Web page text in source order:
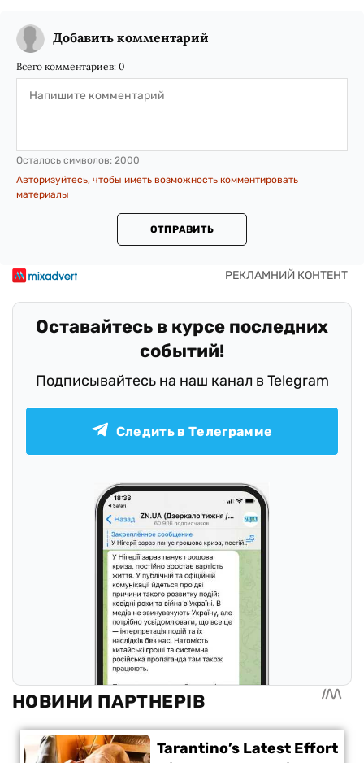
Добавить комментарий
Всего комментариев: 0
Осталось символов: 2000
Авторизуйтесь, чтобы иметь возможность комментировать
материалы
ОТПРАВИТЬ
Оставайтесь в курсе последних
событий!
Подписывайтесь на наш канал в Telegram
Следить в Телеграмме